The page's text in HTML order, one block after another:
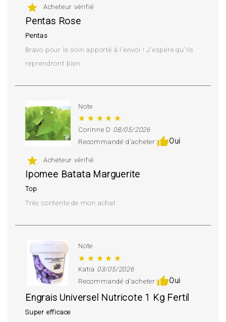
star Acheteur vérifié
Pentas Rose
Pentas
Bravo pour le soin apporté à l'envoi ! J'espère qu'ils
reprendront bien
Note
star star star star star
Corinne D 08/05/2026
Recommandé d'acheter:thumb_upOui
star Acheteur vérifié
Ipomee Batata Marguerite
Top
Très contente de mon achat
Note
star star star star star
Katia 03/05/2026
Recommandé d'acheter:thumb_upOui
Engrais Universel Nutricote 1 Kg Fertil
Super efficace